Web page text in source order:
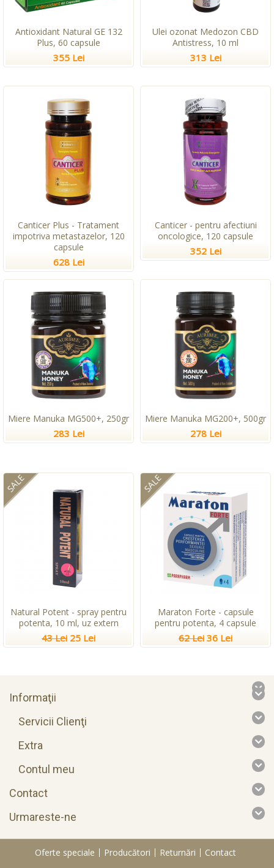
Antioxidant Natural GE 132
Plus, 60 capsule
355 Lei
Ulei ozonat Medozon CBD
Antistress, 10 ml
313 Lei
Canticer Plus - Tratament
impotriva metastazelor, 120
capsule
628 Lei
Canticer - pentru afectiuni
oncologice, 120 capsule
352 Lei
Miere Manuka MG500+, 250gr
283 Lei
Miere Manuka MG200+, 500gr
278 Lei
SALE
Natural Potent - spray pentru
potenta, 10 ml, uz extern
43 Lei 25 Lei
SALE
Maraton Forte - capsule
pentru potenta, 4 capsule
62 Lei 36 Lei
Informaţii
Servicii Clienţi
Extra
Contul meu
Contact
Urmareste-ne
Oferte speciale Producători Returnări
Contact